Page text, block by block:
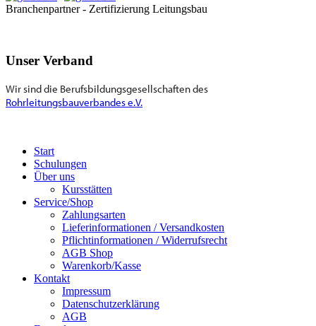
Branchenpartner - Zertifizierung Leitungsbau
Unser Verband
Wir sind die Berufsbildungsgesellschaften des
Rohrleitungsbauverbandes e.V.
Start
Schulungen
Über uns
Kursstätten
Service/Shop
Zahlungsarten
Lieferinformationen / Versandkosten
Pflichtinformationen / Widerrufsrecht
AGB Shop
Warenkorb/Kasse
Kontakt
Impressum
Datenschutzerklärung
AGB